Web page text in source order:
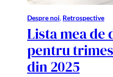
Despre noi, Retrospective
Lista mea de
pentru
din 2025